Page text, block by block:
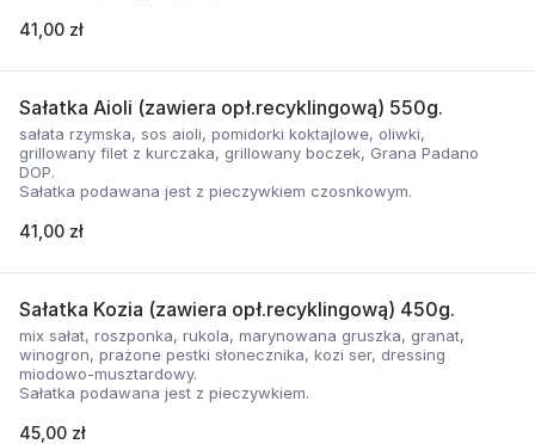
41,00 zł
Sałatka Aioli (zawiera opł.recyklingową) 550g.
sałata rzymska, sos aioli, pomidorki koktajlowe, oliwki,
grillowany filet z kurczaka, grillowany boczek, Grana Padano
DOP.
Sałatka podawana jest z pieczywkiem czosnkowym.
41,00 zł
Sałatka Kozia (zawiera opł.recyklingową) 450g.
mix sałat, roszponka, rukola, marynowana gruszka, granat,
winogron, prażone pestki słonecznika, kozi ser, dressing
miodowo-musztardowy.
Sałatka podawana jest z pieczywkiem.
45,00 zł